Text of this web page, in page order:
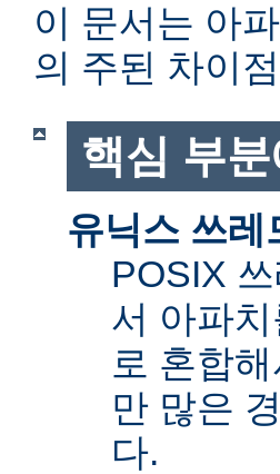
이 문서는 아
의 주된 차이
핵심 부
유닉스 쓰레
POSIX
서 아파
로 혼합
만 많은
다.